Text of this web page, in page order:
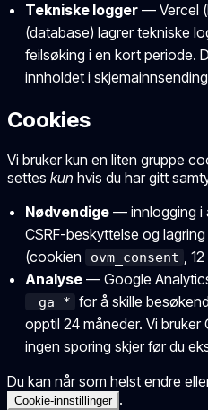
Tekniske logger — Vercel
(database) lagrer tekniske
feilsøking i en kort periode.
innholdet i
Cookies
Vi bruker kun en liten gruppe
settes kun hvis du har gitt
Nødvendige — innlogging i
CSRF-beskyttelse og
(cookien
ovm_consent ,
Analyse — Google
_ga_* for å skille
opptil 24 måneder. Vi
ingen sporing skjer før du
Du kan når som helst endre
Cookie-innstillinger .